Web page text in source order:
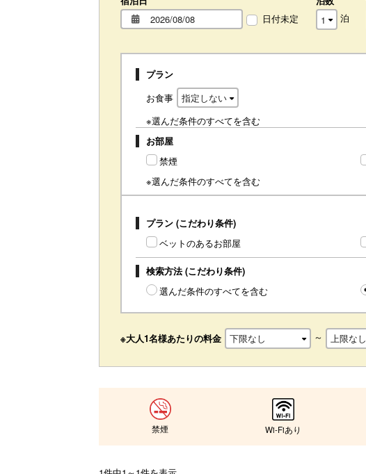
日付未定
泊
プラン
お食事
※選んだ条件のすべてを含む
お部屋
禁煙
※選んだ条件のすべてを含む
プラン (こだわり条件)
ベットのあるお部屋
検索方法 (こだわり条件)
選んだ条件のすべてを含む
※大人1名様あたりの料金 ～
禁煙 Wi-Fiあり